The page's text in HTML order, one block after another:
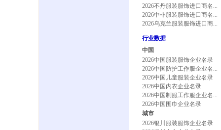
2026不丹服装服饰进口商名...
2026中非服装服饰进口商名...
2026乌克兰服装服饰进口商...
行业数据
中国
2026中国服装服饰企业名录
2026中国防护工作服企业名...
2026中国儿童服装企业名录
2026中国内衣企业名录
2026中国制服工作服企业名...
2026中国围巾企业名录
城市
2026银川服装服饰企业名录